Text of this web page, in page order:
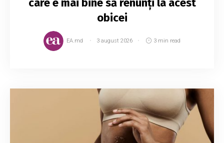
care e mai bine să renunți la acest
obicei
EA.md 3 august 2026 3 min read